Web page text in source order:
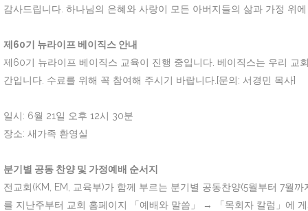
감사드립니다. 하나님의 은혜와 사랑이 모든 아버지들의 삶과 가정 위
제60기 뉴라이프 베이직스 안내
제60기 뉴라이프 베이직스 교육이 진행 중입니다. 베이직스는 우리 교
간입니다. 수료를 위해 꼭 참여해 주시기 바랍니다.[문의: 서경민 목사]
일시: 6월 21일 오후 12시 30분
장소: 새가족 환영실
분기별 공동 찬양 및 가정예배 순서지
전교회(KM, EM, 교육부)가 함께 부르는 분기별 공동찬양(5월부터 7월
를 지난주부터 교회 홈페이지 「예배와 말씀」 → 「목회자 칼럼」에